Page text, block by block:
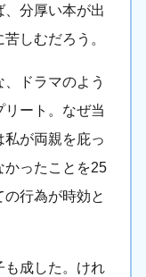
分厚い本が出
しむだろう。
ドラマのよう
ート。なぜ当
が両親を庇っ
かったことを25
行為が時効と
も成した。けれ